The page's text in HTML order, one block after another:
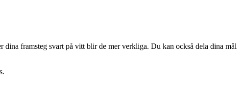
framsteg svart på vitt blir de mer verkliga. Du kan också dela dina mål